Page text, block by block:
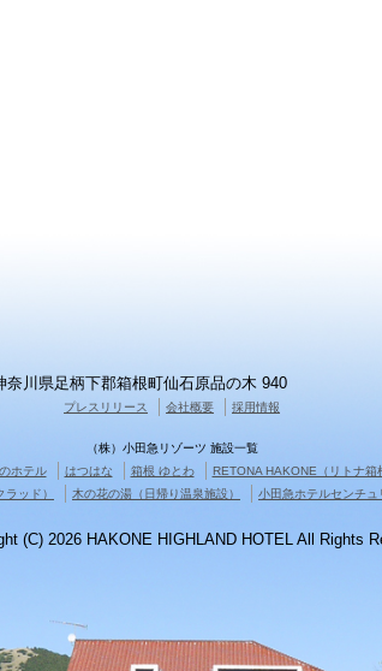
奈川県足柄下郡箱根町仙石原品の木 940
プレスリリース 会社概要 採用情報
（株）小田急リゾーツ 施設一覧
ホテル はつはな 箱根 ゆとわ RETONA HAKONE（リトナ箱
ッド） 木の花の湯（日帰り温泉施設） 小田急ホテルセンチュ
(C) 2026 HAKONE HIGHLAND HOTEL All Rights